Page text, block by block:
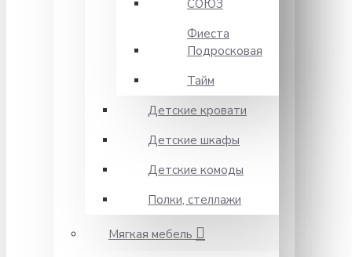
СОЮЗ
Фиеста
Подросковая
Тайм
Детские кровати
Детские шкафы
Детские комоды
Полки, стеллажи
Мягкая мебель